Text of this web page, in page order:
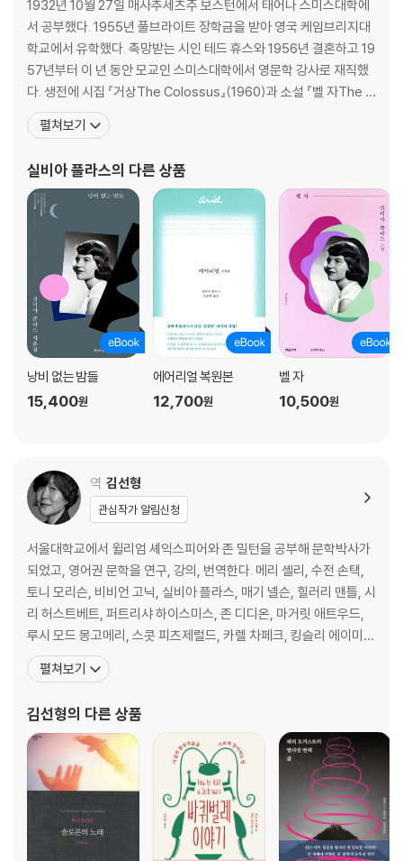
1932년 10월 27일 매사추세츠주 보스턴에서 태어나 스미스대학에
서 공부했다. 1955년 풀브라이트 장학금을 받아 영국 케임브리지대
학교에서 유학했다. 촉망받는 시인 테드 휴스와 1956년 결혼하고 19
57년부터 이 년 동안 모교인 스미스대학에서 영문학 강사로 재직했
다. 생전에 시집 『거상The Colossus』(1960)과 소설 『벨 자The B
ell Jar』(1963)를 펴냈고, 1963년 2월 11일 스스로 생을 마감했다. 1
981년 출간된 『시 전집The Collected Poems』이 퓰리처상(시 부
수상
펼쳐보기
실비아 플라스의 다른 상품
낭비 없는 밤들
15,400원
에어리얼 복원본
12,700원
벨 자
10,500원
역 김선형
관심작가 알림신청
서울대학교에서 윌리엄 셰익스피어와 존 밀턴을 공부해 문학박사가
되었고, 영어권 문학을 연구, 강의, 번역한다. 메리 셸리, 수전 손택,
토니 모리슨, 비비언 고닉, 실비아 플라스, 매기 넬슨, 힐러리 맨틀, 시
리 허스트베트, 퍼트리샤 하이스미스, 존 디디온, 마거릿 애트우드,
루시 모드 몽고메리, 스콧 피츠제럴드, 카렐 차페크, 킹슬리 에이미
스, 더글러스 애덤스 등 다양한 작가들의 작품을 번역했다. 2010년
유영번역상을 수상했다. 2025년, 제인 오스틴 탄생 250주년을 기념
스틴의 세계를 구석구석 포착한
펼쳐보기
김선형의 다른 상품